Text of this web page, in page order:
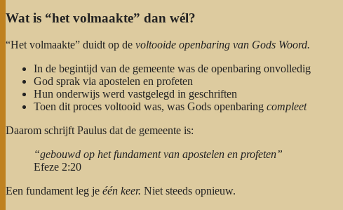
Wat is “het volmaakte” dan wél?
“Het volmaakte” duidt op de voltooide openbaring van Gods Woord.
In de begintijd van de gemeente was de openbaring onvolledig
God sprak via apostelen en profeten
Hun onderwijs werd vastgelegd in geschriften
Toen dit proces voltooid was, was Gods openbaring compleet
Daarom schrijft Paulus dat de gemeente is:
“gebouwd op het fundament van apostelen en profeten”
Efeze 2:20
Een fundament leg je één keer. Niet steeds opnieuw.